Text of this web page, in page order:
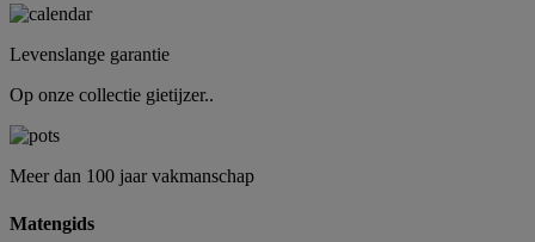
Levenslange garantie
Op onze collectie gietijzer..
Meer dan 100 jaar vakmanschap
Matengids